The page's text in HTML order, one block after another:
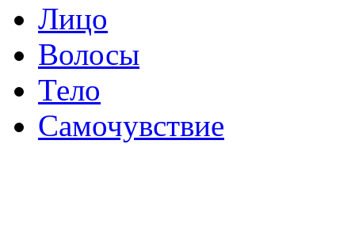
Лицо
Волосы
Тело
Самочувствие